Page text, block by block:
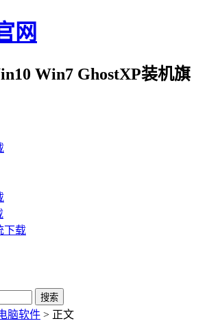
网
Win7 GhostXP装机旗
下载
脑软件 > 正文